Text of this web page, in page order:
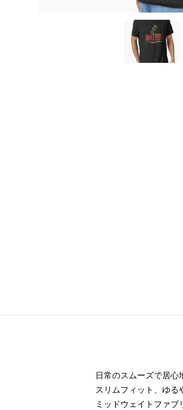
日常のスムーズで居
スリムフィット、ゆる
ミッドウェイトファブ